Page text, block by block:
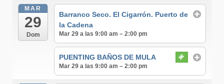
MAR
29
Dom
Barranco Seco. El Cigarrón. Puerto de
la Cadena
Mar 29 a las 9:00 am – 2:00 pm
PUENTING BAÑOS DE MULA
Mar 29 a las 9:00 am – 2:00 pm